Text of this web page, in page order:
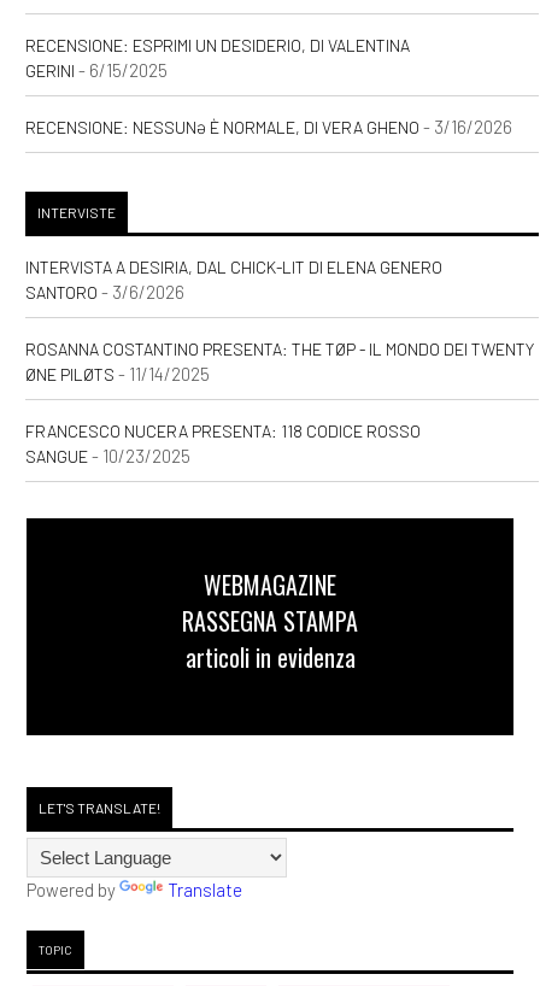
RECENSIONE: ESPRIMI UN DESIDERIO, DI VALENTINA
GERINI - 6/15/2025
RECENSIONE: NESSUNƏ È NORMALE, DI VERA GHENO - 3/16/2026
INTERVISTE
INTERVISTA A DESIRIA, DAL CHICK-LIT DI ELENA GENERO
SANTORO - 3/6/2026
ROSANNA COSTANTINO PRESENTA: THE TØP - IL MONDO DEI TWENTY
ØNE PILØTS - 11/14/2025
FRANCESCO NUCERA PRESENTA: 118 CODICE ROSSO
SANGUE- 10/23/2025
WEBMAGAZINE
RASSEGNA STAMPA
articoli in evidenza
LET'S TRANSLATE!
Powered by Translate
TOPIC